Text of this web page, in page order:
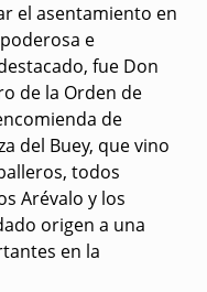
el asentamiento en
e
fue Don
de la Orden de
de
del Buey, que vino
todos
Arévalo y los
origen a una
en la